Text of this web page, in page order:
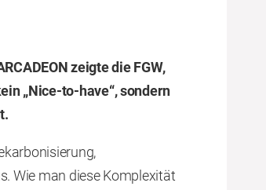
zeigte die FGW,
„Nice-to-have“, sondern
Wie man diese Komplexität